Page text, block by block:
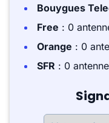
Bouygues
Free : 0
Orange : 0
SFR : 0